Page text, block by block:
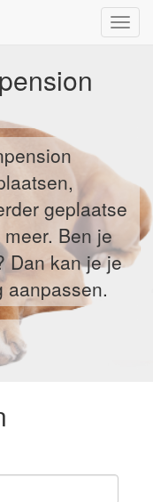
geplaatse
Ben je
Dan kan je je
aanpassen.